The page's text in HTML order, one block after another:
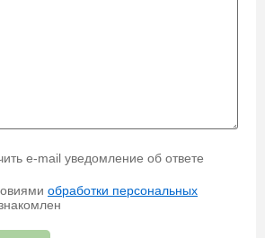
e-mail уведомление об ответе
обработки персональных